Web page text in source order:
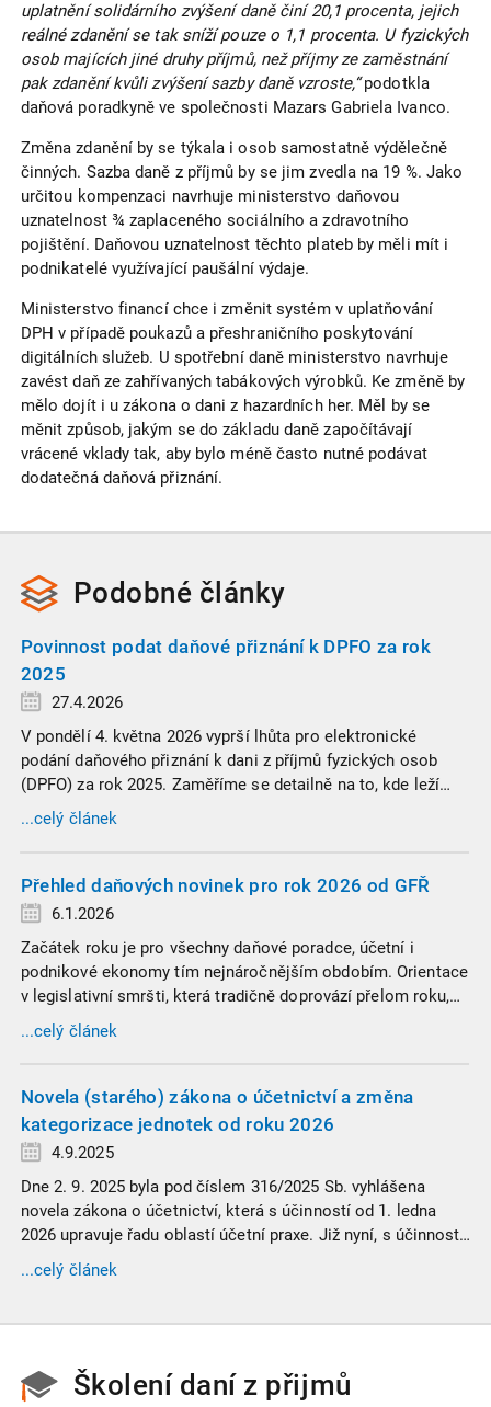
uplatnění solidárního zvýšení daně činí 20,1 procenta, jejich
reálné zdanění se tak sníží pouze o 1,1 procenta. U fyzických
osob majících jiné druhy příjmů, než příjmy ze zaměstnání
pak zdanění kvůli zvýšení sazby daně vzroste,“podotkla
daňová poradkyně ve společnosti Mazars Gabriela Ivanco.
Změna zdanění by se týkala i osob samostatně výdělečně
činných. Sazba daně z příjmů by se jim zvedla na 19 %. Jako
určitou kompenzaci navrhuje ministerstvo daňovou
uznatelnost ¾ zaplaceného sociálního a zdravotního
pojištění. Daňovou uznatelnost těchto plateb by měli mít i
podnikatelé využívající paušální výdaje.
Ministerstvo financí chce i změnit systém v uplatňování
DPH v případě poukazů a přeshraničního poskytování
digitálních služeb. U spotřební daně ministerstvo navrhuje
zavést daň ze zahřívaných tabákových výrobků. Ke změně by
mělo dojít i u zákona o dani z hazardních her. Měl by se
měnit způsob, jakým se do základu daně započítávají
vrácené vklady tak, aby bylo méně často nutné podávat
dodatečná daňová přiznání.
Podobné články
Povinnost podat daňové přiznání k DPFO za rok
2025
27.4.2026
V pondělí 4. května 2026 vyprší lhůta pro elektronické
podání daňového přiznání k dani z příjmů fyzických osob
(DPFO) za rok 2025. Zaměříme se detailně na to, kde leží
hranice povinnosti přiznání podat, jaké jsou nejčastější
chytáky v soubězích příjmů a na co si dát v roce 2026
...celý článek
Přehled daňových novinek pro rok 2026 od GFŘ
6.1.2026
Začátek roku je pro všechny daňové poradce, účetní i
podnikové ekonomy tím nejnáročnějším obdobím. Orientace
v legislativní smršti, která tradičně doprovází přelom roku,
vyžaduje nastudovat všechny novely a doprovodné
informace. Generální finanční ředitelství (GFŘ) zveřejnilo
žádného daňového profesionála.
...celý článek
Novela (starého) zákona o účetnictví a změna
kategorizace jednotek od roku 2026
4.9.2025
Dne 2. 9. 2025 byla pod číslem 316/2025 Sb. vyhlášena
novela zákona o účetnictví, která s účinností od 1. ledna
2026 upravuje řadu oblastí účetní praxe. Již nyní, s účinností
od 3. září 2025, platí nová, zvýšená kritéria pro zařazení firem
do velikostních a použijí se zpětně již pro účetní období
...celý článek
Školení daní z přijmů